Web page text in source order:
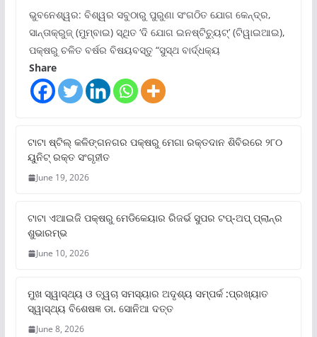
ଭୁବନେଶ୍ୱର: ବିଶ୍ୱର ସବୁଠାରୁ ପୁରୁଣା ସଂଗଠିତ ଯୋଗ କେନ୍ଦ୍ର,
ସାନ୍ତାକ୍ରୁଜ୍ (ମୁମ୍ବାଇ) ସ୍ଥିତ ‘ଦି ଯୋଗ ଇନଷ୍ଟିଚ୍ୟୁଟ୍‌’ (ଟିୱାଇଆଇ),
ପକ୍ଷରୁ ଚଳିତ ବର୍ଷର ବିଷୟବସ୍ତୁ “ସୁସ୍ଥ ବାର୍ଦ୍ଧକ୍ୟ
Share
ଟାଟା ଷ୍ଟିଲ୍‌ କଳିଙ୍ଗନଗର ପକ୍ଷରୁ ମେଗା ରକ୍ତଦାନ ଶିବିରରେ ୨୮୦
ୟୁନିଟ୍‌ ରକ୍ତ ସଂଗୃହୀତ
June 19, 2026
ଟାଟା ଏଆଇଜି ପକ୍ଷରୁ ମେଡିକେୟାର ରିଜର୍ଭ ସୁପର ଟପ୍‌-ଅପ୍ ପ୍ଲାନ୍‌ର
ଶୁଭାରମ୍ଭ
June 10, 2026
ମୁଖ ସ୍ୱାସ୍ଥ୍ୟ ଓ ତ୍ୱଚା ସମସ୍ୟାର ଅଦୃଶ୍ୟ ସମ୍ପର୍କ :ପ୍ରଖ୍ୟାତ
ସ୍ୱାସ୍ଥ୍ୟ ବିଶେଷଜ୍ଞ ଡା. ସୋନିଆ ଦତ୍ତ
June 8, 2026